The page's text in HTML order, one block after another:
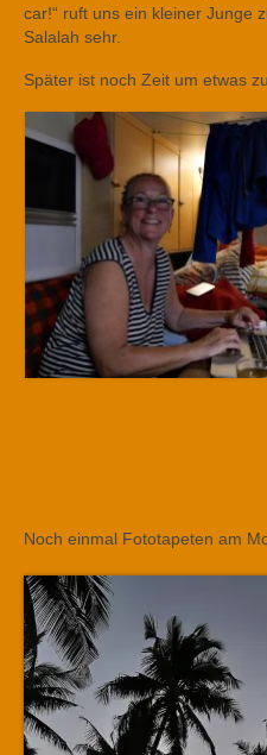
car!“ ruft uns ein kleiner Junge
Salalah sehr.
Später ist noch Zeit um etwas
Noch einmal Fototapeten am